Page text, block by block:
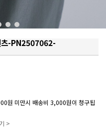
츠-PN2507062-
원 미만시 배송비 3,000원이 청구됩
>